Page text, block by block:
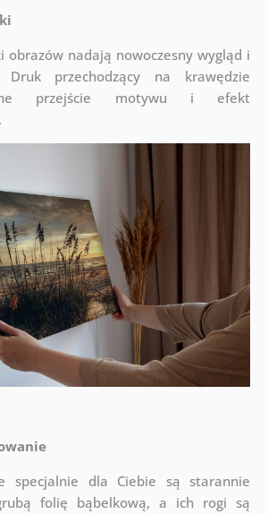
obrazów nadają nowoczesny wygląd i
Druk przechodzący na krawędzie
przejście motywu i efekt
specjalnie dla Ciebie są starannie
folię bąbelkową, a ich rogi są